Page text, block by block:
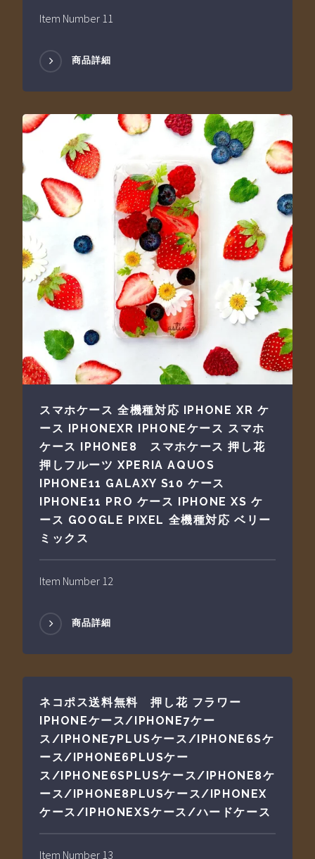
Item Number 11
商品詳細
スマホケース 全機種対応 IPHONE XR ケ
ース IPHONEXR IPHONEケース スマホ
ケース IPHONE8 スマホケース 押し花
押しフルーツ XPERIA AQUOS
IPHONE11 GALAXY S10 ケース
IPHONE11 PRO ケース IPHONE XS ケ
ース GOOGLE PIXEL 全機種対応 ベリー
ミックス
Item Number 12
商品詳細
ネコポス送料無料 押し花 フラワー
IPHONEケース/IPHONE7ケー
ス/IPHONE7PLUSケース/IPHONE6Sケ
ース/IPHONE6PLUSケー
ス/IPHONE6SPLUSケース/IPHONE8ケ
ース/IPHONE8PLUSケース/IPHONEX
ケース/IPHONEXSケース/ハードケース
Item Number 13